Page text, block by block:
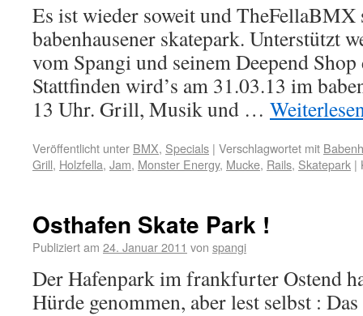
Es ist wieder soweit und
babenhausener skatepark. Unterstützt
vom Spangi und seinem Deepend
Stattfinden wird’s am 31.03.13 im
13 Uhr. Grill, Musik und …
Veröffentlicht unter BMX, Specials | Verschlagwortet mit
Grill, Holzfella, Jam, Monster Energy, Mucke, Rails, Skatepark |
Osthafen Skate Park !
Publiziert am 24. Januar 2011 von spangi
Der Hafenpark im frankfurter Ostend
Hürde genommen, aber lest selbst :